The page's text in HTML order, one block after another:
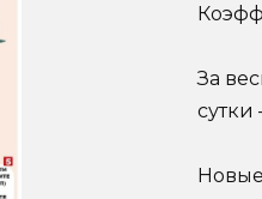
За
сутки